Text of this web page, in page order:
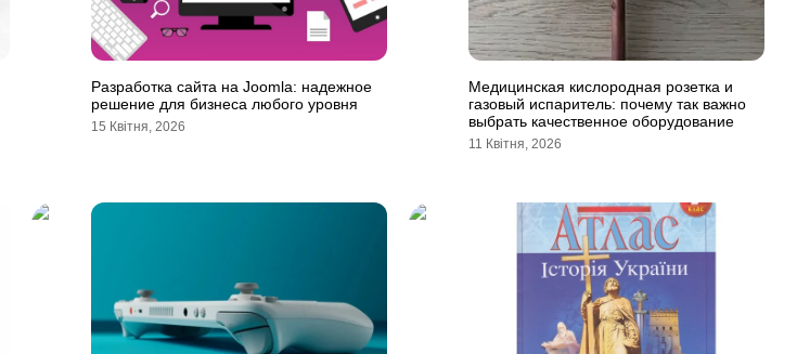
Разработка сайта на Joomla: надежное
решение для бизнеса любого уровня
15 Квітня, 2026
Медицинская кислородная розетка и
газовый испаритель: почему так важно
выбрать качественное оборудование
11 Квітня, 2026